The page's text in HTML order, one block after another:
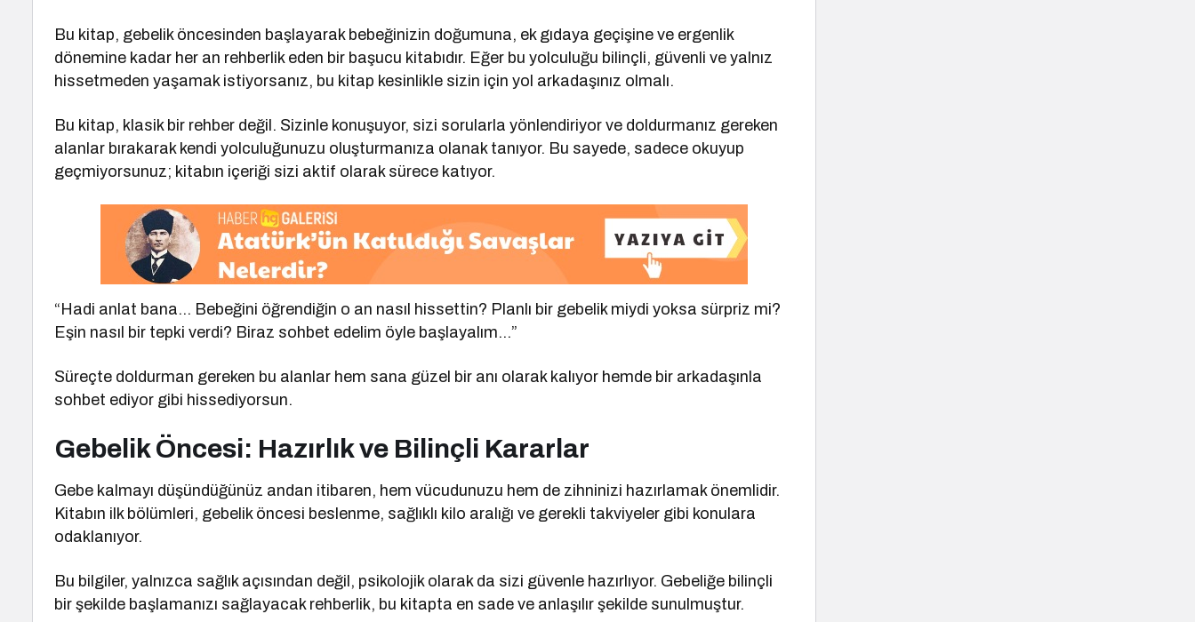
Bu kitap, gebelik öncesinden başlayarak bebeğinizin doğumuna, ek gıdaya geçişine ve ergenlik
dönemine kadar her an rehberlik eden bir başucu kitabıdır. Eğer bu yolculuğu bilinçli, güvenli ve yalnız
hissetmeden yaşamak istiyorsanız, bu kitap kesinlikle sizin için yol arkadaşınız olmalı.
Bu kitap, klasik bir rehber değil. Sizinle konuşuyor, sizi sorularla yönlendiriyor ve doldurmanız gereken
alanlar bırakarak kendi yolculuğunuzu oluşturmanıza olanak tanıyor. Bu sayede, sadece okuyup
geçmiyorsunuz; kitabın içeriği sizi aktif olarak sürece katıyor.
“Hadi anlat bana… Bebeğini öğrendiğin o an nasıl hissettin? Planlı bir gebelik miydi yoksa sürpriz mi?
Eşin nasıl bir tepki verdi? Biraz sohbet edelim öyle başlayalım…”
Süreçte doldurman gereken bu alanlar hem sana güzel bir anı olarak kalıyor hemde bir arkadaşınla
sohbet ediyor gibi hissediyorsun.
Gebelik Öncesi: Hazırlık ve Bilinçli Kararlar
Gebe kalmayı düşündüğünüz andan itibaren, hem vücudunuzu hem de zihninizi hazırlamak önemlidir.
Kitabın ilk bölümleri, gebelik öncesi beslenme, sağlıklı kilo aralığı ve gerekli takviyeler gibi konulara
odaklanıyor.
Bu bilgiler, yalnızca sağlık açısından değil, psikolojik olarak da sizi güvenle hazırlıyor. Gebeliğe bilinçli
bir şekilde başlamanızı sağlayacak rehberlik, bu kitapta en sade ve anlaşılır şekilde sunulmuştur.